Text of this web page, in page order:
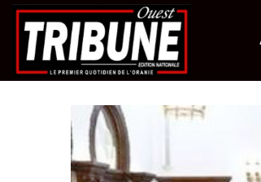
Infos en Direct: Protection de la ville sainte